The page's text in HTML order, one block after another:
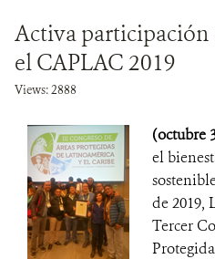
Activa participación
el CAPLAC 2019
Views: 2888
(octubre
el
de 2019,
Tercer